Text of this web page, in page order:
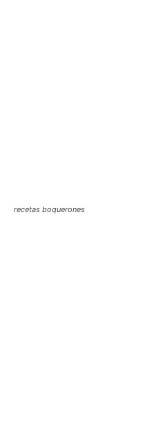
recetas boquerones